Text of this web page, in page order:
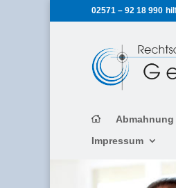
02571 – 92 18 990
Impressum